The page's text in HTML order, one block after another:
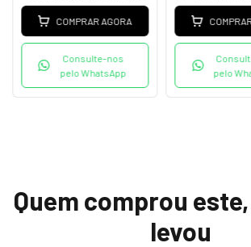
COMPRAR AGORA
Consulte-nos
pelo WhatsApp
pelo
Quem comprou
levou